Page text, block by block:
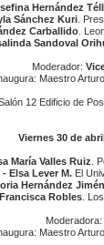
Hernández
Sánchez Kuri.
Carballido.
Sandoval
Moderador:
Maestro
12 Edificio de
Viernes 30 de
María Valles Ruiz .
- Elsa Lever M.El
Hernández
Robles.
Moderadora:
Maestro